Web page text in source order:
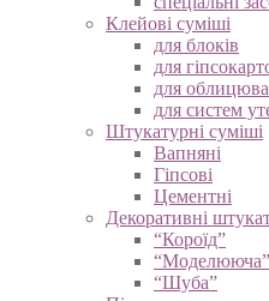
Клейові суміші
для блоків
для
для
для систем
Штукатурні суміші
Вапняні
Гіпсові
Цементні
Декоративні
“Короїд”
“Моделююча”
“Шуба”